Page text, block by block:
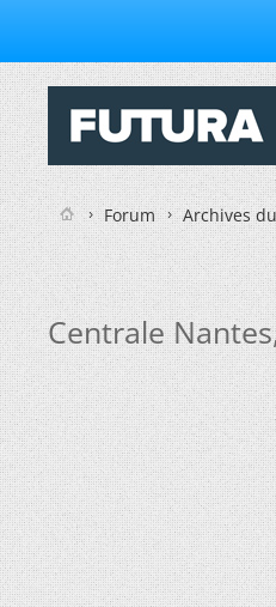
Forum Archives
Centrale